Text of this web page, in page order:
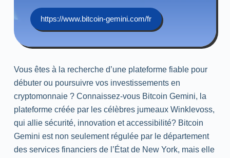
https://www.bitcoin-gemini.com/fr
Vous êtes à la recherche d’une plateforme fiable pour
débuter ou poursuivre vos investissements en
cryptomonnaie ? Connaissez-vous Bitcoin Gemini, la
plateforme créée par les célèbres jumeaux Winklevoss,
qui allie sécurité, innovation et accessibilité? Bitcoin
Gemini est non seulement régulée par le département
des services financiers de l’État de New York, mais elle